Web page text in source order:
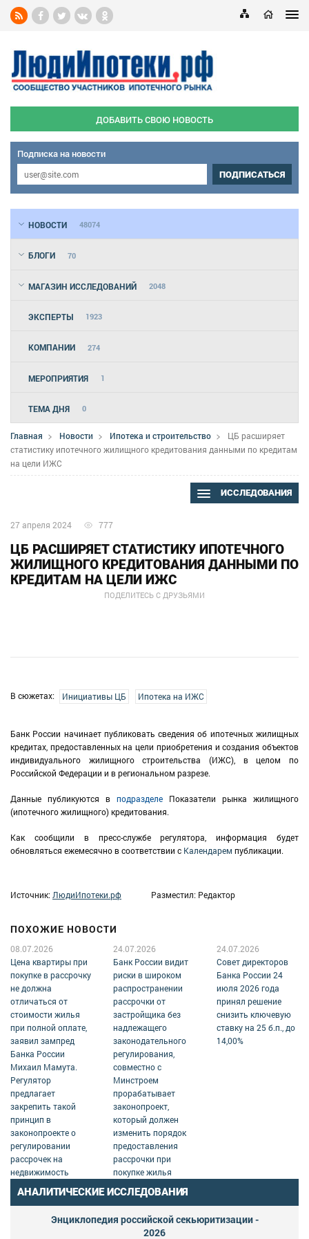
ДОБАВИТЬ СВОЮ НОВОСТЬ
Подписка на новости
ПОДПИСАТЬСЯ
НОВОСТИ 48074
БЛОГИ 70
МАГАЗИН ИССЛЕДОВАНИЙ 2048
ЭКСПЕРТЫ 1923
КОМПАНИИ 274
МЕРОПРИЯТИЯ 1
ТЕМА ДНЯ 0
Главная Новости Ипотека и строительство
ЦБ расширяет
статистику ипотечного жилищного кредитования данными по кредитам
на цели ИЖС
ИССЛЕДОВАНИЯ
27 апреля 2024 777
ПОДЕЛИТЕСЬ С ДРУЗЬЯМИ
ЦБ РАСШИРЯЕТ СТАТИСТИКУ ИПОТЕЧНОГО
ЖИЛИЩНОГО КРЕДИТОВАНИЯ ДАННЫМИ ПО
КРЕДИТАМ НА ЦЕЛИ ИЖС
В сюжетах: Инициативы ЦБ Ипотека на ИЖС
Банк России начинает публиковать сведения об ипотечных жилищных
кредитах, предоставленных на цели приобретения и создания объектов
индивидуального жилищного строительства (ИЖС), в целом по
Российской Федерации и в региональном разрезе.
Данные публикуются в подразделе Показатели рынка жилищного
(ипотечного жилищного) кредитования.
Как сообщили в пресс-службе регулятора, информация будет
обновляться ежемесячно в соответствии с Календарем публикации.
Источник: ЛюдиИпотеки.рф Разместил: Редактор
ПОХОЖИЕ НОВОСТИ
08.07.2026
Цена квартиры при
покупке в рассрочку
не должна
отличаться от
стоимости жилья
при полной оплате,
заявил зампред
Банка России
Михаил Мамута.
Регулятор
предлагает
закрепить такой
принцип в
законопроекте о
регулировании
рассрочек на
недвижимость
24.07.2026
Банк России видит
риски в широком
распространении
рассрочки от
застройщика без
надлежащего
законодательного
регулирования,
совместно с
Минстроем
прорабатывает
законопроект,
который должен
изменить порядок
предоставления
рассрочки при
покупке жилья
24.07.2026
Совет директоров
Банка России 24
июля 2026 года
принял решение
снизить ключевую
ставку на 25 б.п., до
14,00%
АНАЛИТИЧЕСКИЕ ИССЛЕДОВАНИЯ
Энциклопедия российской секьюритизации -
2026